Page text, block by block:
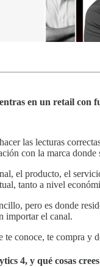
en un retail con
las lecturas
con la marca donde
el producto, el
tanto a nivel
pero es donde
importar el canal.
conoce, te compra y
4, y qué cosas